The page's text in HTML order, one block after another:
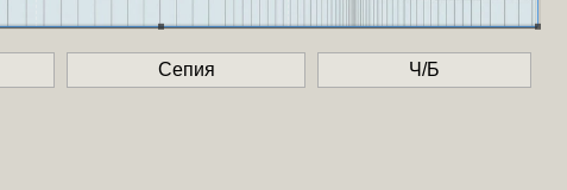
Сепия Ч/Б